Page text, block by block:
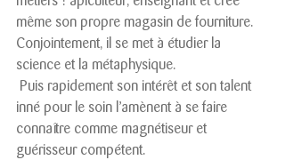
même son propre magasin de fourniture.
Conjointement, il se met à étudier la
science et la métaphysique.
inné pour le soin l’amènent à se faire
connaître comme magnétiseur et
guérisseur compétent.